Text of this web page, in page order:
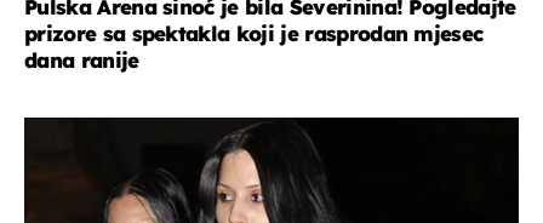
Pulska Arena sinoć je bila Severinina! Pogledajte
prizore sa spektakla koji je rasprodan mjesec
dana ranije